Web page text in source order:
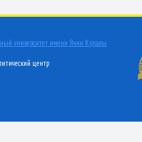
университет имени Янки Купалы
центр